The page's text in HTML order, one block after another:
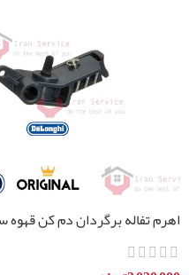
اهرم تفاله برگردان دم کن قهوه